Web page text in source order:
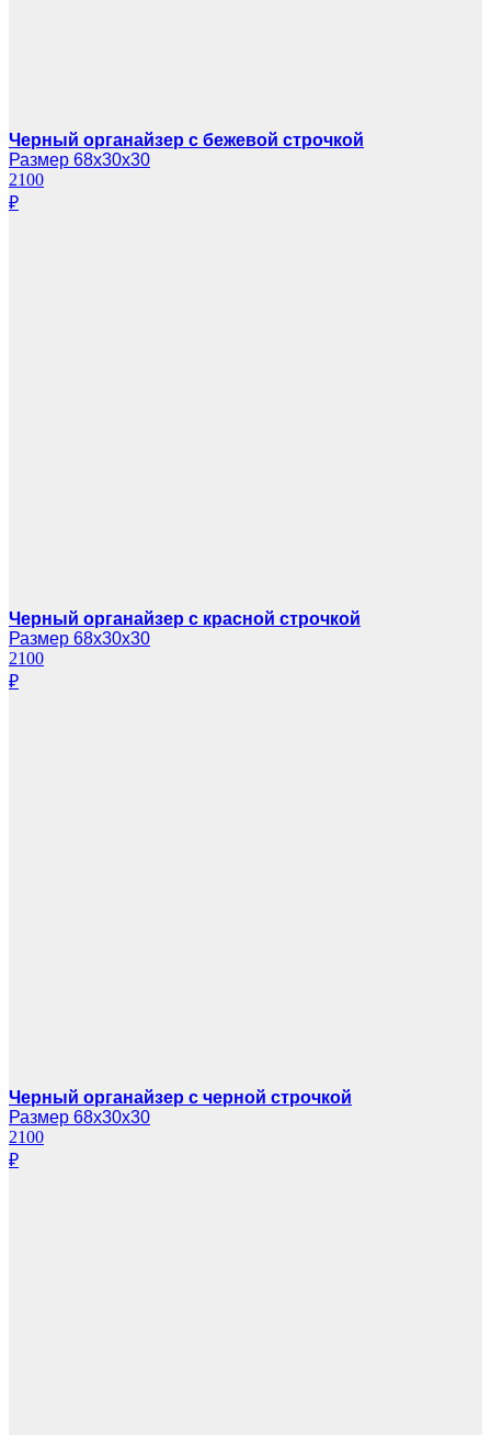
Черный органайзер с бежевой строчкой
Размер 68х30х30
2100
₽
Черный органайзер с красной строчкой
Размер 68х30х30
2100
₽
Черный органайзер с черной строчкой
Размер 68х30х30
2100
₽